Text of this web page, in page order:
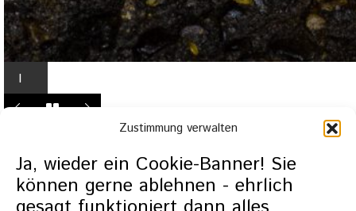
Zustimmung verwalten
Ja, wieder ein Cookie-Banner! Sie
können gerne ablehnen - ehrlich
I
n
g
h
t